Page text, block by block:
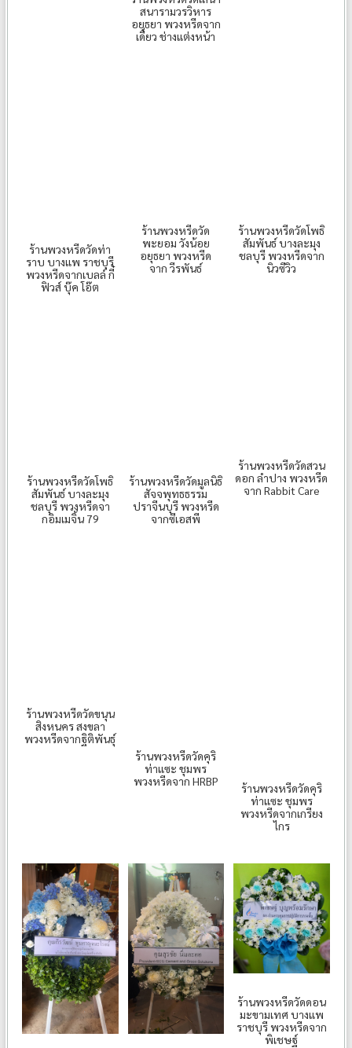
สนารามวรวิหาร
อยุธยา พวงหรีดจาก
เดี่ยว ช่างแต่งหน้า
ร้านพวงหรีดวัดท่า
ราบ บางแพ ราชบุรี
พวงหรีดจากเบลล์ กี๋
ฟิวส์ บุ๊ค โอ๊ต
ร้านพวงหรีดวัด
พะยอม วังน้อย
อยุธยา พวงหรีด
จาก วีรพันธ์
ร้านพวงหรีดวัดโพธิ
สัมพันธ์ บางละมุง
ชลบุรี พวงหรีดจาก
นิวซีวิว
ร้านพวงหรีดวัดโพธิ
สัมพันธ์ บางละมุง
ชลบุรี พวงหรีดจา
กอิมเมจิ้น 79
ร้านพวงหรีดวัดมูลนิธิ
สัจจพุทธธรรม
ปราจีนบุรี พวงหรีด
จากซีเอสพี
ร้านพวงหรีดวัดสวน
ดอก ลำปาง พวงหรีด
จาก Rabbit Care
ร้านพวงหรีดวัดขนุน
สิงหนคร สงขลา
พวงหรีดจากฐิติพันธุ์
ร้านพวงหรีดวัดคุริ
ท่าแซะ ชุมพร
พวงหรีดจาก HRBP
ร้านพวงหรีดวัดคุริ
ท่าแซะ ชุมพร
พวงหรีดจากเกรียง
ไกร
ร้านพวงหรีดวัดดอน
มะขามเทศ บางแพ
ราชบุรี พวงหรีดจาก
พิเชษฐ์